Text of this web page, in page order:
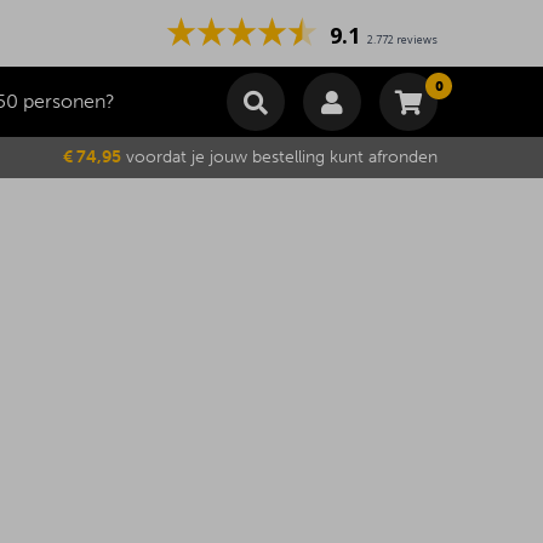
9.1 2.772 reviews
personen?
0
Winkelmand
Subtotaal €0,00
€ 74,95 voordat je jouw bestelling kunt afronden